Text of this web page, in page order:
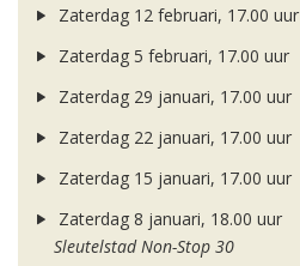
Zaterdag 12 februari, 17.00 uur
Zaterdag 5 februari, 17.00 uur
Zaterdag 29 januari, 17.00 uur
Zaterdag 22 januari, 17.00 uur
Zaterdag 15 januari, 17.00 uur
Zaterdag 8 januari, 18.00 uur
Sleutelstad Non-Stop 30